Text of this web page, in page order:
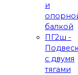
и
балкой
ПГ2ш -
с двумя
тягами